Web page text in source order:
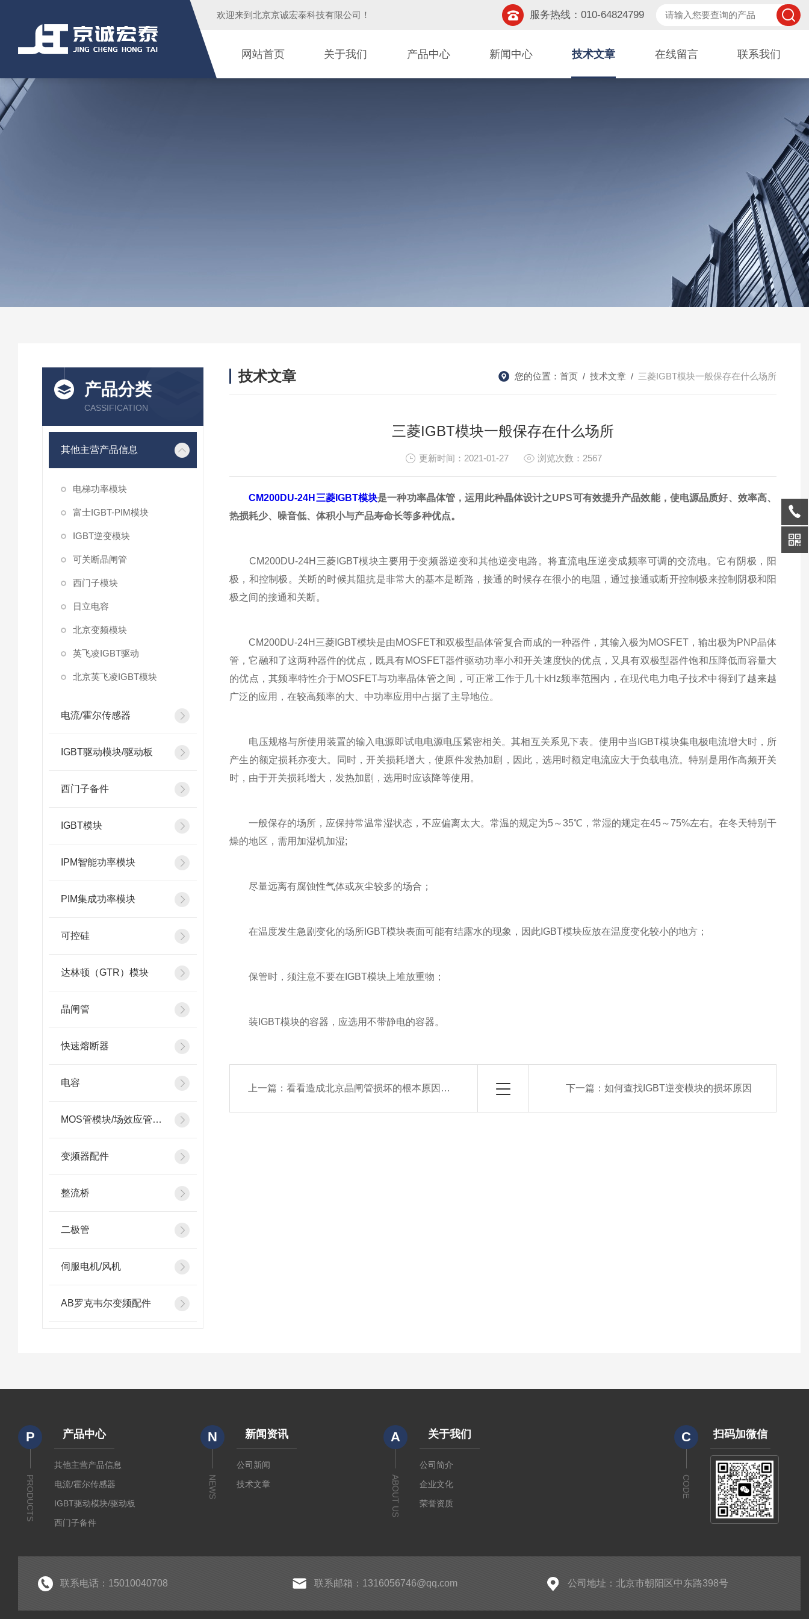
欢迎来到 北京京诚宏泰科技有限公司 ！ 服务热线：010-64824799
网站首页 关于我们 产品中心 新闻中心 技术文章 在线留言 联系我们
产品分类
CASSIFICATION
其他主营产品信息
电梯功率模块
富士IGBT-PIM模块
IGBT逆变模块
可关断晶闸管
西门子模块
日立电容
北京变频模块
英飞凌IGBT驱动
北京英飞凌IGBT模块
电流/霍尔传感器
IGBT驱动模块/驱动板
西门子备件
IGBT模块
IPM智能功率模块
PIM集成功率模块
可控硅
达林顿（GTR）模块
晶闸管
快速熔断器
电容
MOS管模块/场效应管模块
变频器配件
整流桥
二极管
伺服电机/风机
AB罗克韦尔变频配件
技术文章 您的位置： 首页 / 技术文章 / 三菱IGBT模块一般保存在什么场所
三菱IGBT模块一般保存在什么场所
更新时间：2021-01-27 浏览次数：2567
CM200DU-24H三菱IGBT模块是一种功率晶体管，运用此种晶体设计之UPS可有效提升产品效能，使电源品质好、效率高、
热损耗少、噪音低、体积小与产品寿命长等多种优点。
CM200DU-24H三菱IGBT模块主要用于变频器逆变和其他逆变电路。将直流电压逆变成频率可调的交流电。它有阴极，阳
极，和控制极。关断的时候其阻抗是非常大的基本是断路，接通的时候存在很小的电阻，通过接通或断开控制极来控制阴极和阳
极之间的接通和关断。
CM200DU-24H三菱IGBT模块是由MOSFET和双极型晶体管复合而成的一种器件，其输入极为MOSFET，输出极为PNP晶体
管，它融和了这两种器件的优点，既具有MOSFET器件驱动功率小和开关速度快的优点，又具有双极型器件饱和压降低而容量大
的优点，其频率特性介于MOSFET与功率晶体管之间，可正常工作于几十kHz频率范围内，在现代电力电子技术中得到了越来越
广泛的应用，在较高频率的大、中功率应用中占据了主导地位。
电压规格与所使用装置的输入电源即试电电源电压紧密相关。其相互关系见下表。使用中当IGBT模块集电极电流增大时，所
产生的额定损耗亦变大。同时，开关损耗增大，使原件发热加剧，因此，选用时额定电流应大于负载电流。特别是用作高频开关
时，由于开关损耗增大，发热加剧，选用时应该降等使用。
一般保存的场所，应保持常温常湿状态，不应偏离太大。常温的规定为5～35℃，常湿的规定在45～75%左右。在冬天特别干
燥的地区，需用加湿机加湿;
尽量远离有腐蚀性气体或灰尘较多的场合；
在温度发生急剧变化的场所IGBT模块表面可能有结露水的现象，因此IGBT模块应放在温度变化较小的地方；
保管时，须注意不要在IGBT模块上堆放重物；
装IGBT模块的容器，应选用不带静电的容器。
上一篇：看看造成北京晶闸管损坏的根本原因是什么呢 下一篇： 如何查找IGBT逆变模块的损坏原因
P
PRODUCTS
产品中心
其他主营产品信息
电流/霍尔传感器
IGBT驱动模块/驱动板
西门子备件
PIM集成功率模块
N
NEWS
新闻资讯
公司新闻
技术文章
A
ABOUT US
关于我们
公司简介
企业文化
荣誉资质
C
CODE
扫码加微信
联系电话：15010040708 联系邮箱：1316056746@qq.com 公司地址：北京市朝阳区中东路398号